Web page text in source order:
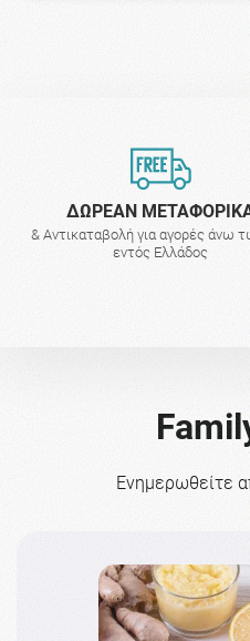
ΔΩΡΕΑΝ
& Αντικαταβολή για αγορές άνω
εντός Ελλάδος
Ενημερωθείτε